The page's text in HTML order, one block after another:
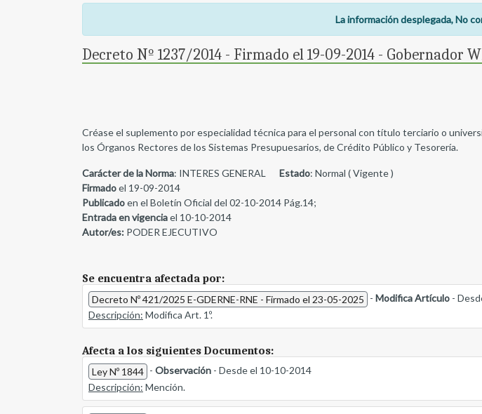
La información desplegada, No
Decreto Nº 1237/2014 - Firmado el 19-09-2014 - Gobernador
Créase el suplemento por especialidad técnica para el personal con título terciario o
los Órganos Rectores de los Sistemas Presupuesarios, de Crédito Público y Tesorería.
Carácter de la Norma: INTERES GENERAL Estado: Normal ( Vigente )
Firmadoel 19-09-2014
Publicadoen el Boletín Oficial del 02-10-2014 Pág.14;
Entrada en vigenciael 10-10-2014
Autor/es: PODER EJECUTIVO
Se encuentra afectada por:
Decreto Nº 421/2025 E-GDERNE-RNE - Firmado el 23-05-2025 - Modifica Artículo -
Descripción: Modifica Art. 1º.
Afecta a los siguientes Documentos:
Ley Nº 1844 - Observación - Desde el 10-10-2014
Descripción: Mención.